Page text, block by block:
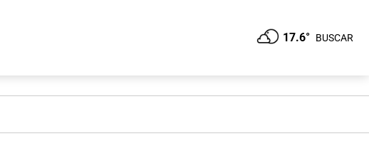
17.6° BUSCAR